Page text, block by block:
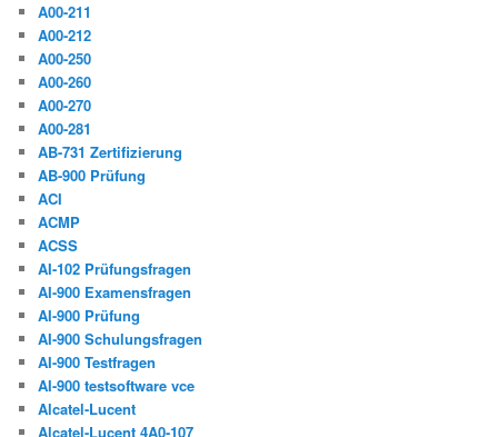
A00-211
A00-212
A00-250
A00-260
A00-270
A00-281
AB-731 Zertifizierung
AB-900 Prüfung
ACI
ACMP
ACSS
AI-102 Prüfungsfragen
AI-900 Examensfragen
AI-900 Prüfung
AI-900 Schulungsfragen
AI-900 Testfragen
AI-900 testsoftware vce
Alcatel-Lucent
Alcatel-Lucent 4A0-107